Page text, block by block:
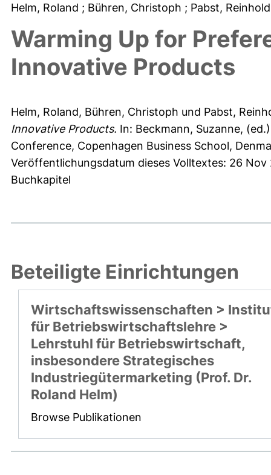
Helm, Roland ; Bühren, Christoph ; Pabst,
Warming Up for
Innovative Products
Helm, Roland, Bühren, Christoph und Pabst,
Innovative Products. In: Beckmann, Suzanne,
Conference, Copenhagen Business School,
Veröffentlichungsdatum dieses Volltextes: 26 Nov
Buchkapitel
Beteiligte Einrichtungen
Wirtschaftswissenschaften >
für Betriebswirtschaftslehre >
Lehrstuhl für Betriebswirtschaft,
insbesondere Strategisches
Industriegütermarketing (Prof. Dr.
Roland Helm)
Browse Publikationen